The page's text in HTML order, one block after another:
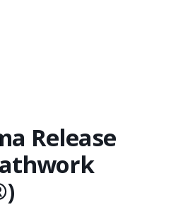
Release